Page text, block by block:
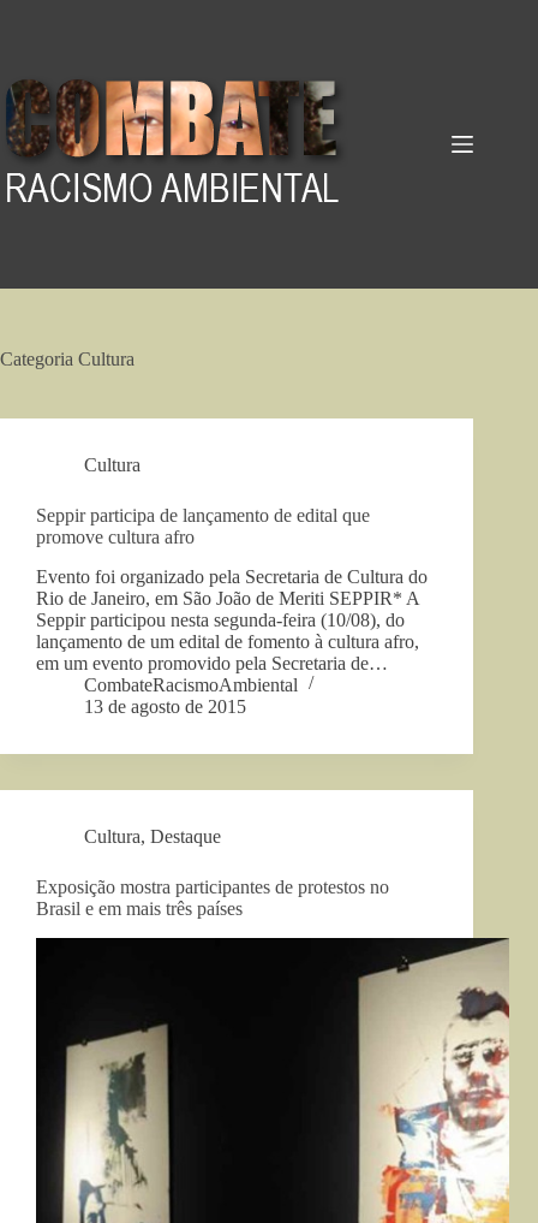
Categoria Cultura
Cultura
Seppir participa de lançamento de edital que
promove cultura afro
Evento foi organizado pela Secretaria de Cultura do
Rio de Janeiro, em São João de Meriti SEPPIR* A
Seppir participou nesta segunda-feira (10/08), do
lançamento de um edital de fomento à cultura afro,
em um evento promovido pela Secretaria de…
CombateRacismoAmbiental
13 de agosto de 2015
Cultura, Destaque
Exposição mostra participantes de protestos no
Brasil e em mais três países